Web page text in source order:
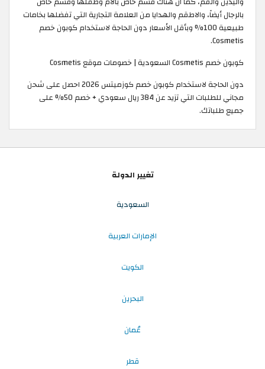
بالرجال أيضاً، والاطقم والهدايا من العلامة التجارية التي تفضلها بخامات
طبيعية 100% وبأقل الأسعار دون الحاجة لاستخدام كوبون خصم
Cosmetis.
كوبون خصم Cosmetis السعودية | خصومات موقع Cosmetis
دون الحاجة لاستخدام كوبون خصم كوزميتس 2026 احصل على شحن
مجاني للطلبات التي تزيد عن 384 ريال سعودي + خصم 50% على
جميع طلباتك.
تغيير الدولة
السعودية
الإمارات العربية
الكويت
البحرين
عُمان
قطر